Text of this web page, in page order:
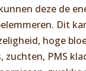
deze de
Dit
hoge
zuchten, PMS